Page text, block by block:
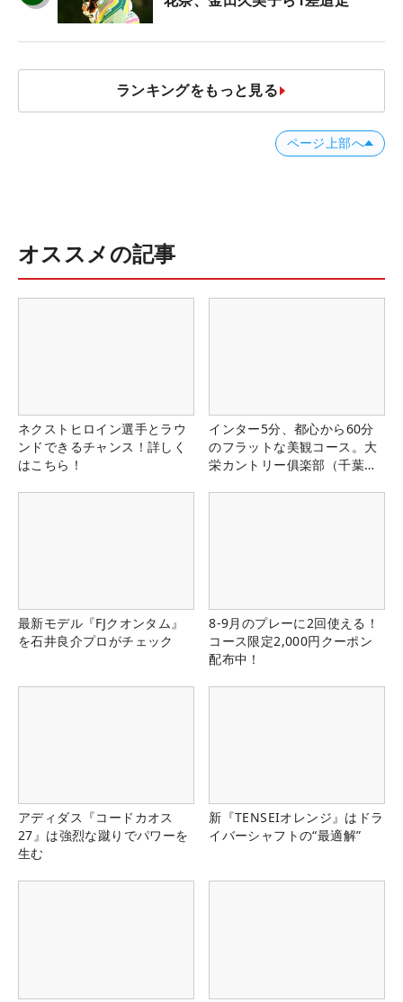
ランキングをもっと見る
ページ上部へ
オススメの記事
ネクストヒロイン選手とラウ
ンドできるチャンス！詳しく
はこちら！
インター5分、都心から60分
のフラットな美観コース。大
栄カントリー俱楽部（千葉
最新モデル『FJクオンタム』
を石井良介プロがチェック
8-9月のプレーに2回使える！
コース限定2,000円クーポン
配布中！
アディダス『コードカオス
27』は強烈な蹴りでパワーを
生む
新『TENSEIオレンジ』はドラ
イバーシャフトの“最適解”